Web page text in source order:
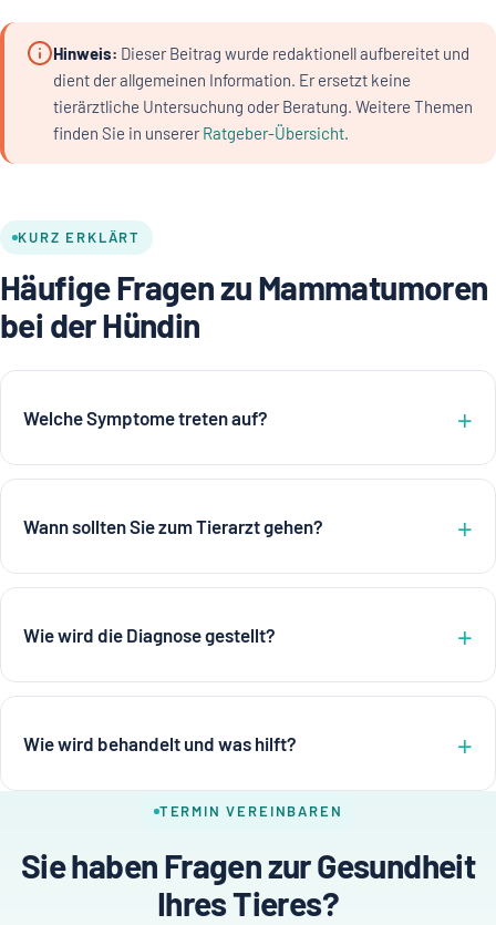
Hinweis: Dieser Beitrag wurde redaktionell aufbereitet und
dient der allgemeinen Information. Er ersetzt keine
tierärztliche Untersuchung oder Beratung. Weitere Themen
finden Sie in unserer Ratgeber-Übersicht.
KURZ ERKLÄRT
Häufige Fragen zu Mammatumoren
bei der Hündin
Welche Symptome treten auf?
Wann sollten Sie zum Tierarzt gehen?
Wie wird die Diagnose gestellt?
Wie wird behandelt und was hilft?
TERMIN VEREINBAREN
Sie haben Fragen zur Gesundheit
Ihres Tieres?